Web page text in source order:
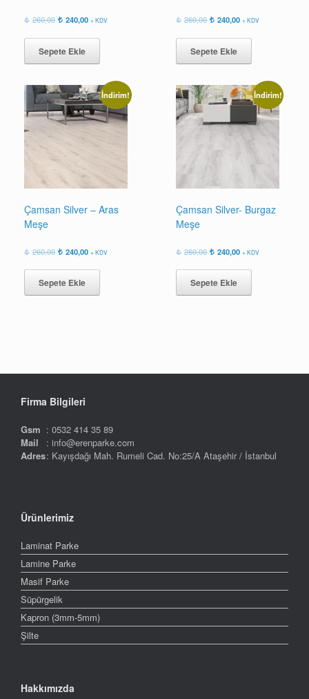
260,00 Orijinal
260,00.
240,00Şu
fiyat:
+ KDV
Sepete Ekle
260,00 Orijinal
260,00.
240,00Şu
fiyat:
+ KDV
Sepete Ekle
İndirim!
Çamsan Silver – Aras
Meşe
260,00 Orijinal
260,00.
240,00Şu
fiyat:
+ KDV
Sepete Ekle
İndirim!
Çamsan Silver- Burgaz
Meşe
260,00 Orijinal
260,00.
240,00Şu
fiyat:
+ KDV
Sepete Ekle
Firma Bilgileri
Gsm : 0532 414 35 89
Mail
: info@erenparke.com
Adres: Kayışdağı Mah. Rumeli Cad. No:25/A Ataşehir / İstanbul
Ürünlerimiz
Laminat Parke
Lamine Parke
Masif Parke
Süpürgelik
Kapron (3mm-5mm)
Şilte
Hakkımızda